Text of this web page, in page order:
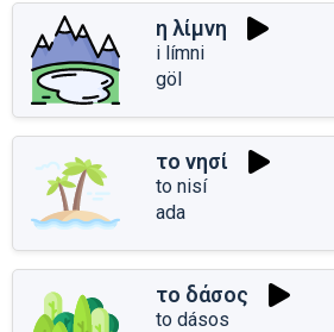
η λίμνη
i límni
göl
το νησί
to nisí
ada
το δάσος
to dásos